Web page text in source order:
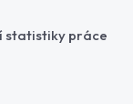
statistiky práce